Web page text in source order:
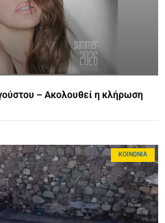
– Ακολουθεί η κλήρωση
ΚΟΙΝΩΝΊΑ